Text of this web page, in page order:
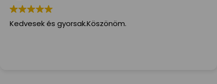
Kedvesek és gyorsak.Köszönöm.